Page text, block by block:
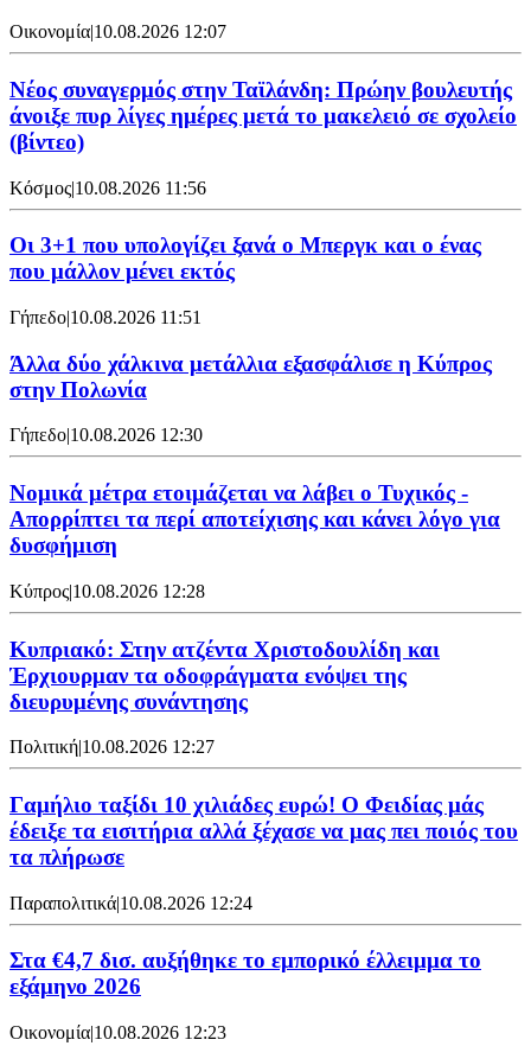
Οικονομία|10.08.2026 12:07
Νέος συναγερμός στην Ταϊλάνδη: Πρώην βουλευτής
άνοιξε πυρ λίγες ημέρες μετά το μακελειό σε σχολείο
(βίντεο)
Κόσμος|10.08.2026 11:56
Oι 3+1 που υπολογίζει ξανά ο Μπεργκ και ο ένας
που μάλλον μένει εκτός
Γήπεδο|10.08.2026 11:51
Άλλα δύο χάλκινα μετάλλια εξασφάλισε η Κύπρος
στην Πολωνία
Γήπεδο|10.08.2026 12:30
Νομικά μέτρα ετοιμάζεται να λάβει ο Τυχικός -
Απορρίπτει τα περί αποτείχισης και κάνει λόγο για
δυσφήμιση
Κύπρος|10.08.2026 12:28
Κυπριακό: Στην ατζέντα Χριστοδουλίδη και
Έρχιουρμαν τα οδοφράγματα ενόψει της
διευρυμένης συνάντησης
Πολιτική|10.08.2026 12:27
Γαμήλιο ταξίδι 10 χιλιάδες ευρώ! Ο Φειδίας μάς
έδειξε τα εισιτήρια αλλά ξέχασε να μας πει ποιός του
τα πλήρωσε
Παραπολιτικά|10.08.2026 12:24
Στα €4,7 δισ. αυξήθηκε το εμπορικό έλλειμμα το
εξάμηνο 2026
Οικονομία|10.08.2026 12:23